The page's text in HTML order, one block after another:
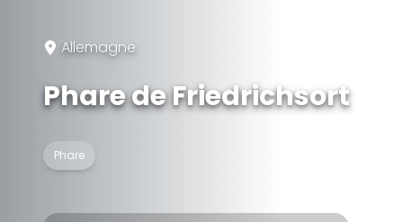
Allemagne
Phare de Friedrichsort
Phare